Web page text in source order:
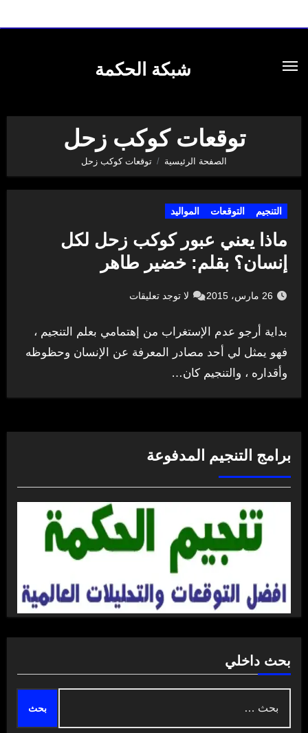
شبكة الحكمة
توقعات كوكب زحل
الصفحة الرئيسية توقعات كوكب زحل
التنجيم التوقعات المواليد
ماذا يعني عبور كوكب زحل لكل
إنسان؟ بقلم: خضير طاهر
26 مارس، 2015 لا توجد تعليقات
بداية أرجو عدم الإستغراب من إهتمامي بعلم التنجيم ،
فهو يمثل لي أحد مصادر المعرفة عن الإنسان وحظوظه
وأقداره ، والتنجيم كان…
برامج التنجيم المدفوعة
بحث داخلي
عن: